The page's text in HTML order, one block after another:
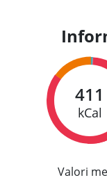
411
kCal
Valori